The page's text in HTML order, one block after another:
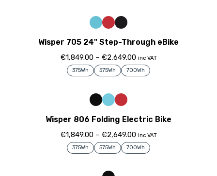
Wisper 705 24" Step-Through eBike
€1,849.00– €2,649.00 inc VAT
375Wh 575Wh 700Wh
Wisper 806 Folding Electric Bike
€1,849.00– €2,649.00 inc VAT
375Wh 575Wh 700Wh